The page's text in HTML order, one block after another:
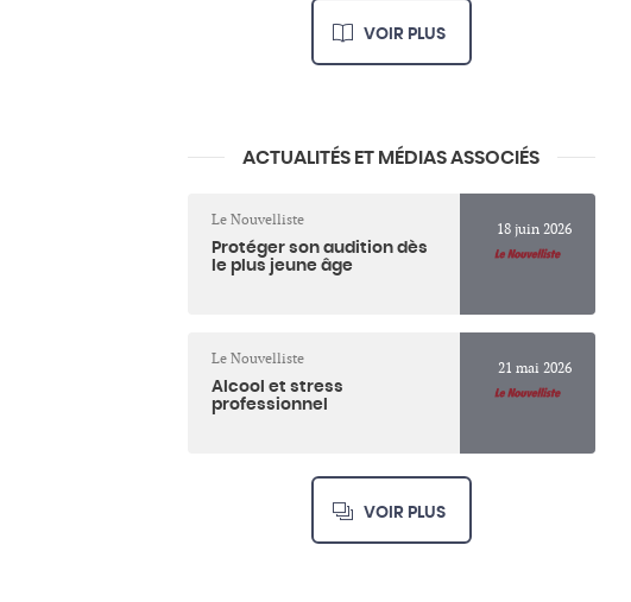
VOIR PLUS
ACTUALITÉS ET MÉDIAS ASSOCIÉS
Le Nouvelliste
Protéger son audition dès
le plus jeune âge
18 juin 2026
Le Nouvelliste
Alcool et stress
professionnel
21 mai 2026
VOIR PLUS